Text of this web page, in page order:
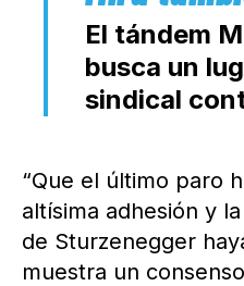
El tándem
busca un
sindical
“Que el último paro
altísima adhesión y
de Sturzenegger
muestra un